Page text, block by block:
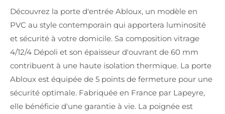
Découvrez la porte d'entrée Abloux, un modèle en
PVC au style contemporain qui apportera luminosité
et sécurité à votre domicile. Sa composition vitrage
4/12/4 Dépoli et son épaisseur d'ouvrant de 60 mm
contribuent à une haute isolation thermique. La porte
Abloux est équipée de 5 points de fermeture pour une
sécurité optimale. Fabriquée en France par Lapeyre,
elle bénéficie d'une garantie à vie. La poignée est